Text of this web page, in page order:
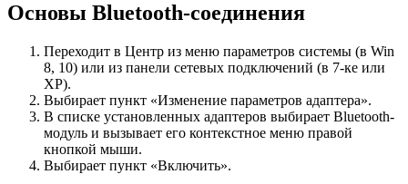
Основы Bluetooth-соединения
Переходит в Центр из меню параметров системы (в Win
8, 10) или из панели сетевых подключений (в 7-ке или
XP).
Выбирает пункт «Изменение параметров адаптера».
В списке установленных адаптеров выбирает Bluetooth-
модуль и вызывает его контекстное меню правой
кнопкой мыши.
Выбирает пункт «Включить».